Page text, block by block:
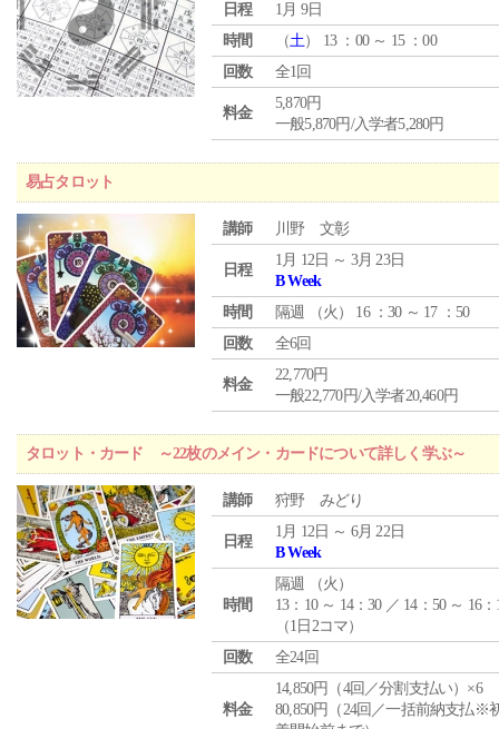
日程
1月 9日
時間
（土） 13 ：00 ～ 15 ：00
回数
全1回
料金
5,870円
一般5,870円/入学者5,280円
易占タロット
講師 川野 文彰
日程
1月 12日 ～ 3月 23日
B Week
時間
隔週 （火 ） 16 ：30 ～ 17 ：50
回数
全6回
料金
22,770円
一般22,770円/入学者20,460円
タロット・カード ～22枚のメイン・カードについて詳しく学ぶ～
講師 狩野 みどり
日程
1月 12日 ～ 6月 22日
B Week
時間
隔週 （火 ）
13：10 ～ 14：30 ／ 14：50 ～ 16：
（1日2コマ）
回数
全24回
料金
14,850円（4回／分割支払い）×6
80,850円（24回／一括前納支払※